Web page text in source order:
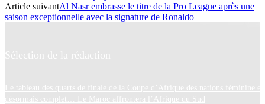
Article suivantAl Nasr embrasse le titre de la Pro League après une
saison exceptionnelle avec la signature de Ronaldo
Sélection de la rédaction
Le tableau des quarts de finale de la Coupe d’Afrique des nations féminine
désormais complet… Le Maroc affrontera l’Afrique du Sud